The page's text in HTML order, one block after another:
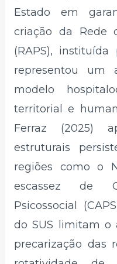
Estado em
criação da Rede
(RAPS), instituída
representou um
modelo
territorial e
Ferraz (2025)
estruturais
regiões como o
escassez de
Psicossocial
do SUS limitam o
precarização das